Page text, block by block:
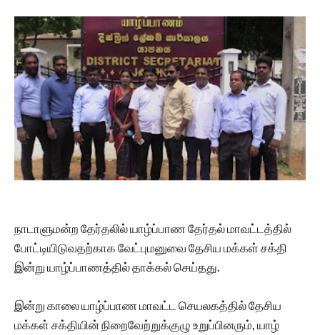
நாடாளுமன்ற தேர்தலில் யாழ்ப்பாண தேர்தல் மாவட்டத்தில்
போட்டியிடுவதற்காக வேட்புமனுவை தேசிய மக்கள் சக்தி
இன்று யாழ்ப்பாணத்தில் தாக்கல் செய்தது.
இன்று காலை யாழ்ப்பாண மாவட்ட செயலகத்தில் தேசிய
மக்கள் சக்தியின் நிறைவேற்றுக்குழு உறுப்பினரும், யாழ்